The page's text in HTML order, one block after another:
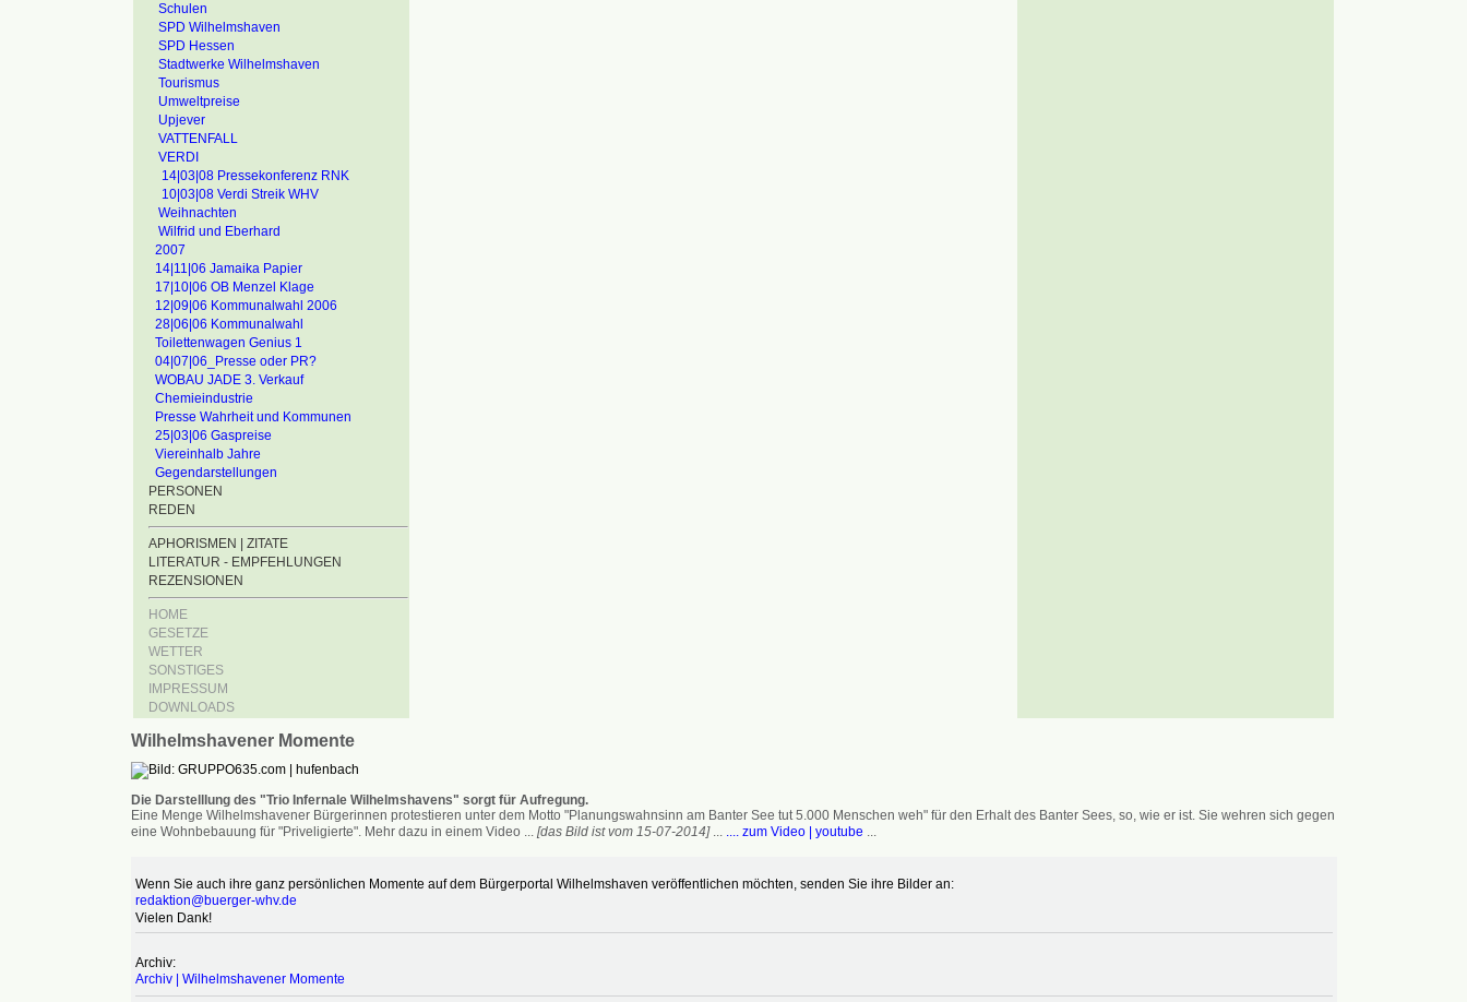
Schulen
SPD Wilhelmshaven
SPD Hessen
Stadtwerke Wilhelmshaven
Tourismus
Umweltpreise
Upjever
VATTENFALL
VERDI
14|03|08 Pressekonferenz RNK
10|03|08 Verdi Streik WHV
Weihnachten
Wilfrid und Eberhard
2007
14|11|06 Jamaika Papier
17|10|06 OB Menzel Klage
12|09|06 Kommunalwahl 2006
28|06|06 Kommunalwahl
Toilettenwagen Genius 1
04|07|06_Presse oder PR?
WOBAU JADE 3. Verkauf
Chemieindustrie
Presse Wahrheit und Kommunen
25|03|06 Gaspreise
Viereinhalb Jahre
Gegendarstellungen
PERSONEN
REDEN
APHORISMEN | ZITATE
LITERATUR - EMPFEHLUNGEN
REZENSIONEN
HOME
GESETZE
WETTER
SONSTIGES
IMPRESSUM
DOWNLOADS
Wilhelmshavener Momente
Die Darstelllung des "Trio Infernale Wilhelmshavens" sorgt für Aufregung.
Eine Menge Wilhelmshavener Bürgerinnen protestieren unter dem Motto "Planungswahnsinn am Banter See tut 5.000 Menschen weh" für den Erhalt des Banter Sees, so, wie er ist. Sie wehren sich gegen
eine Wohnbebauung für "Priveligierte". Mehr dazu in einem Video ... [das Bild ist vom 15-07-2014]... .... zum Video | youtube ...
Wenn Sie auch ihre ganz persönlichen Momente auf dem Bürgerportal Wilhelmshaven veröffentlichen möchten, senden Sie ihre Bilder an:
redaktion@buerger-whv.de
Vielen Dank!
Archiv:
Archiv | Wilhelmshavener Momente